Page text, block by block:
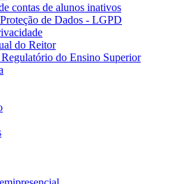
contas de alunos inativos
de Dados - LGPD
do Reitor
do Ensino Superior